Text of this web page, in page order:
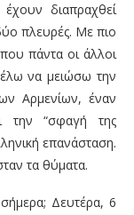
έχουν διαπραχθεί
πλευρές. Με πιο
πάντα οι άλλοι
να μειώσω την
Αρμενίων, έναν
την “σφαγή της
επανάσταση.
τα θύματα.
Δευτέρα, 6